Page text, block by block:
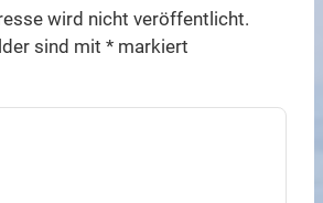
wird nicht veröffentlicht.
sind mit* markiert